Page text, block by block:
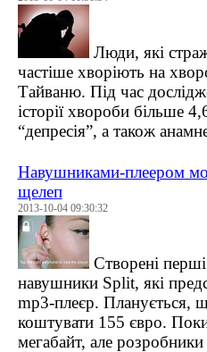
Люди, які
частіше хворіють на
Тайваню. Під час
історії хвороби більше
“депресія”, а також
Навушниками-плеером
щелеп
2013-10-04 09:30:32
Створені перші
навушники Split, які
mp3-плеєр. Планується,
коштувати 155 євро.
мегабайт, але